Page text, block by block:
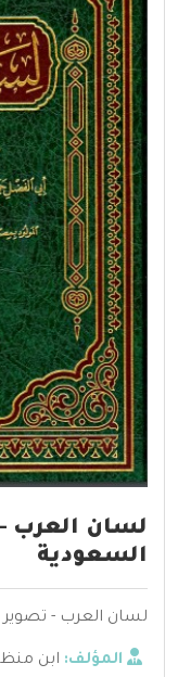
لسان العرب
السعودية
لسان العرب - تصوير
المؤلف: ابن